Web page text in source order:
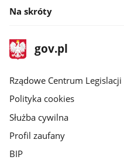
Na skróty
stopka
gov.plStrona
gov.pl
Rządowe Centrum Legislacji
Polityka cookies
Służba cywilna
Profil zaufany
BIP